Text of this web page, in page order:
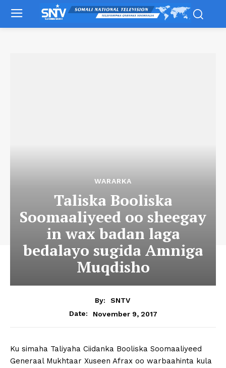
WARARKA
Taliska Booliska
Soomaaliyeed oo sheegay
in wax badan laga
bedalayo sugida Amniga
Muqdisho
By:
SNTV
Date:
November 9, 2017
Ku simaha Taliyaha Ciidanka Booliska Soomaaliyeed
Generaal Mukhtaar Xuseen Afrax oo warbaahinta kula